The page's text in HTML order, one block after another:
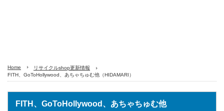
Home
リサイクルshop更新情報
FITH、GoToHollywood、あちゃちゅむ他（HIDAMARI）
FITH、GoToHollywood、あちゃちゅむ他